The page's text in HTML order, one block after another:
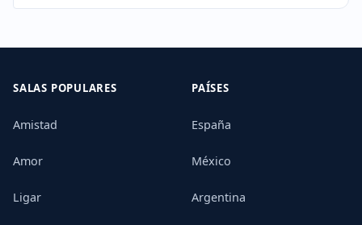
SALAS POPULARES
Amistad
Amor
Ligar
PAÍSES
España
México
Argentina